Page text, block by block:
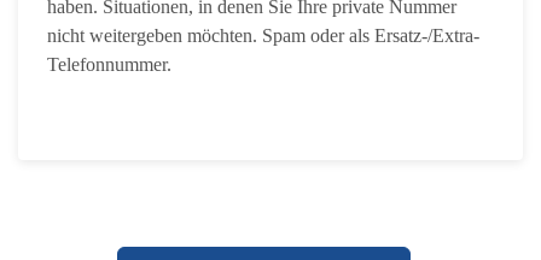
haben. Situationen, in denen Sie Ihre private Nummer
nicht weitergeben möchten. Spam oder als Ersatz-/Extra-
Telefonnummer.